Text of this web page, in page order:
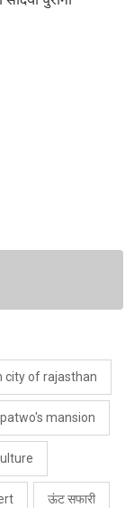
city of rajasthan
patwo's mansion
ऊंट सफारी